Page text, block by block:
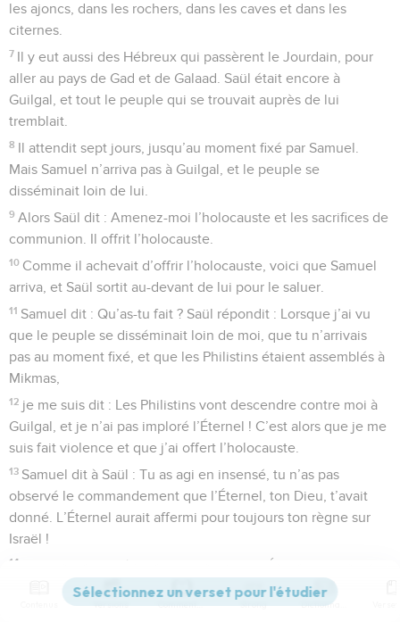
les ajoncs, dans les rochers, dans les caves et dans les
citernes.
7 Il y eut aussi des Hébreux qui passèrent le Jourdain, pour
aller au pays de Gad et de Galaad. Saül était encore à
Guilgal, et tout le peuple qui se trouvait auprès de lui
tremblait.
8 Il attendit sept jours, jusqu’au moment fixé par Samuel.
Mais Samuel n’arriva pas à Guilgal, et le peuple se
disséminait loin de lui.
9 Alors Saül dit : Amenez-moi l’holocauste et les sacrifices de
communion. Il offrit l’holocauste.
10 Comme il achevait d’offrir l’holocauste, voici que Samuel
arriva, et Saül sortit au-devant de lui pour le saluer.
11 Samuel dit : Qu’as-tu fait ? Saül répondit : Lorsque j’ai vu
que le peuple se disséminait loin de moi, que tu n’arrivais
pas au moment fixé, et que les Philistins étaient assemblés à
Mikmas,
12 je me suis dit : Les Philistins vont descendre contre moi à
Guilgal, et je n’ai pas imploré l’Éternel ! C’est alors que je me
suis fait violence et que j’ai offert l’holocauste.
13 Samuel dit à Saül : Tu as agi en insensé, tu n’as pas
observé le commandement que l’Éternel, ton Dieu, t’avait
donné. L’Éternel aurait affermi pour toujours ton règne sur
Israël !
14
Maintenant ton règne ne tiendra pas. L’Éternel s’est
cherché un homme selon son cœur, et l’Éternel l’a établi
conducteur de son peuple, parce que tu n’as pas observé ce
Versions Commentaires Strong